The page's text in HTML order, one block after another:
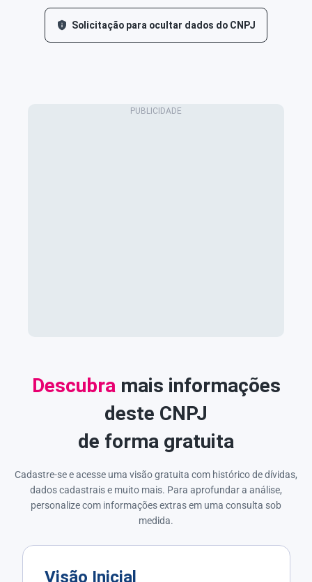
Solicitação para ocultar dados do CNPJ
Descubra mais informações
deste CNPJ
de forma gratuita
Cadastre-se e acesse uma visão gratuita com histórico de dívidas,
dados cadastrais e muito mais. Para aprofundar a análise,
personalize com informações extras em uma consulta sob
medida.
Visão Inicial